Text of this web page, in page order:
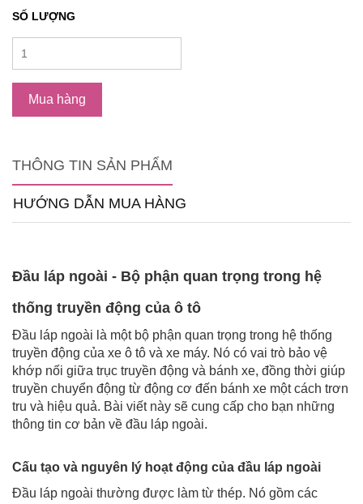
SỐ LƯỢNG
Mua hàng
THÔNG TIN SẢN PHẨM
HƯỚNG DẪN MUA HÀNG
Đầu láp ngoài - Bộ phận quan trọng trong hệ
thống truyền động của ô tô
Đầu láp ngoài là một bộ phận quan trọng trong hệ thống
truyền động của xe ô tô và xe máy. Nó có vai trò bảo vệ
khớp nối giữa trục truyền động và bánh xe, đồng thời giúp
truyền chuyển động từ động cơ đến bánh xe một cách trơn
tru và hiệu quả. Bài viết này sẽ cung cấp cho bạn những
thông tin cơ bản về đầu láp ngoài.
Cấu tạo và nguyên lý hoạt động của đầu láp ngoài
Đầu láp ngoài thường được làm từ thép. Nó gồm các